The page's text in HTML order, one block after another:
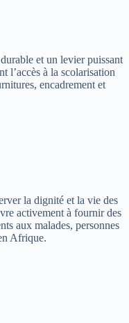
et un levier puissant
l’accès à la scolarisation
encadrement et
la dignité et la vie des
activement à fournir des
aux malades, personnes
Afrique.